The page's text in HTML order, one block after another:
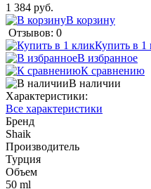
1 384 руб.
В корзину
Отзывов: 0
Купить в 1
В избранное
К сравнению
В наличии
Характеристики:
Все характеристики
Бренд
Shaik
Производитель
Турция
Объем
50 ml